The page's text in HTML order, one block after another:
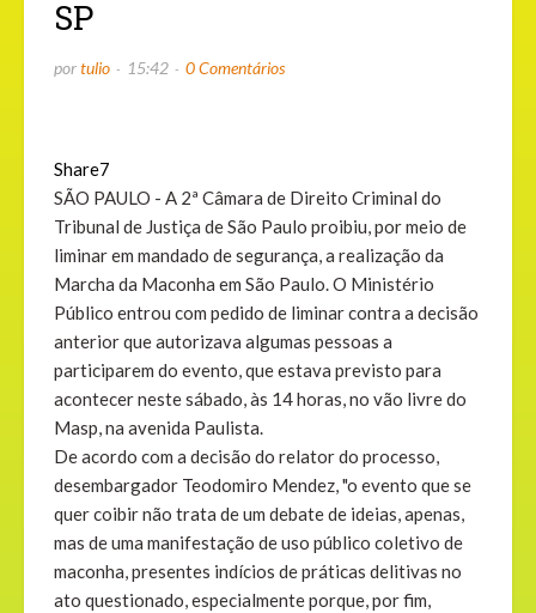
SP
portulio 15:42 0 Comentários
Share7
SÃO PAULO - A 2ª Câmara de Direito Criminal do
Tribunal de Justiça de São Paulo proibiu, por meio de
liminar em mandado de segurança, a realização da
Marcha da Maconha em São Paulo. O Ministério
Público entrou com pedido de liminar contra a decisão
anterior que autorizava algumas pessoas a
participarem do evento, que estava previsto para
acontecer neste sábado, às 14 horas, no vão livre do
Masp, na avenida Paulista.
De acordo com a decisão do relator do processo,
desembargador Teodomiro Mendez, "o evento que se
quer coibir não trata de um debate de ideias, apenas,
mas de uma manifestação de uso público coletivo de
maconha, presentes indícios de práticas delitivas no
ato questionado, especialmente porque, por fim,